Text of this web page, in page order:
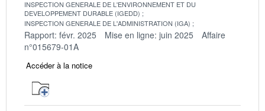
INSPECTION GENERALE DE L'ENVIRONNEMENT ET DU
DEVELOPPEMENT DURABLE (IGEDD)
INSPECTION GENERALE DE L'ADMINISTRATION (IGA)
Rapport: févr. 2025 Mise en ligne: juin 2025
Affaire
n°015679-01A
Accéder à la notice